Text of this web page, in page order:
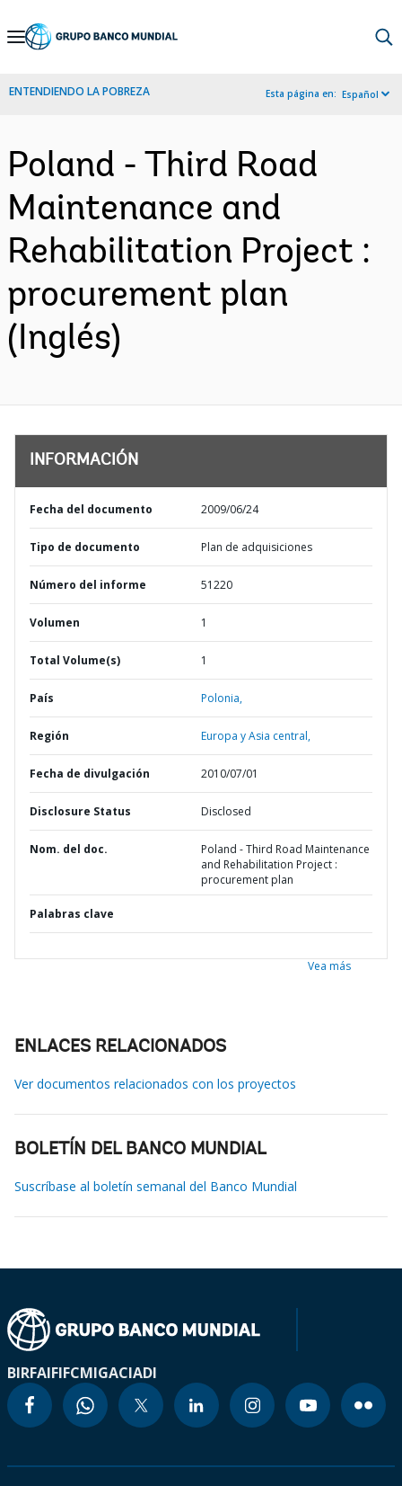
Skip
Navigation
ENTENDIENDO LA POBREZA Esta página en: Español
Poland - Third Road
Maintenance and
Rehabilitation Project :
procurement plan
(Inglés)
INFORMACIÓN
Fecha del documento 2009/06/24
Tipo de documento Plan de adquisiciones
Número del informe 51220
Volumen 1
Total Volume(s) 1
País Polonia,
Región Europa y Asia central,
Fecha de divulgación 2010/07/01
Disclosure Status Disclosed
Nom. del doc.
Poland - Third Road Maintenance
and Rehabilitation Project :
procurement plan
Palabras clave
Vea más
ENLACES RELACIONADOS
Ver documentos relacionados con los proyectos
BOLETÍN DEL BANCO MUNDIAL
Suscríbase al boletín semanal del Banco Mundial
BIRFAIFIFCMIGACIADI